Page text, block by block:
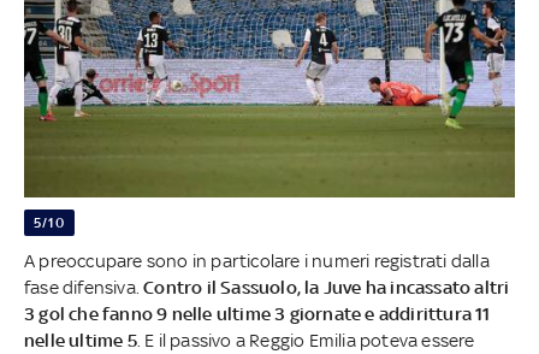
5/10
A preoccupare sono in particolare i numeri registrati dalla
fase difensiva.Contro il Sassuolo, la Juve ha incassato altri
3 gol che fanno 9 nelle ultime 3 giornate e addirittura 11
nelle ultime 5. E il passivo a Reggio Emilia poteva essere